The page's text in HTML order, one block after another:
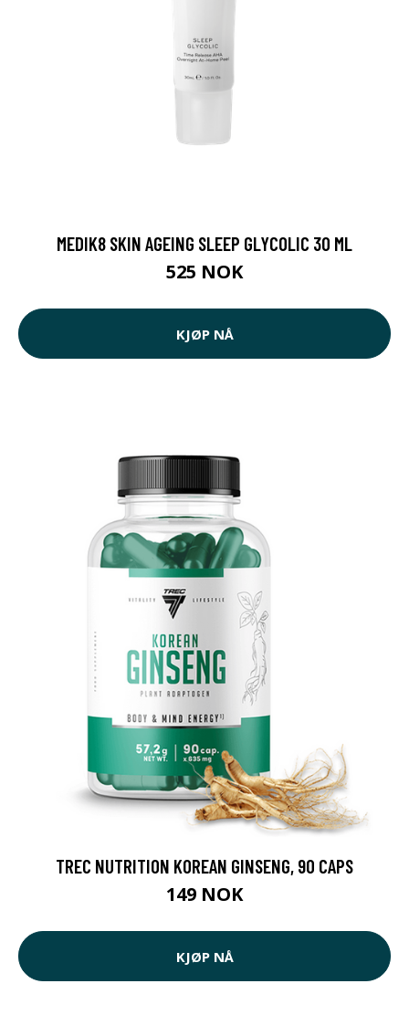
MEDIK8 SKIN AGEING SLEEP GLYCOLIC 30 ML
525 NOK
KJØP NÅ
TREC NUTRITION KOREAN GINSENG, 90 CAPS
149 NOK
KJØP NÅ